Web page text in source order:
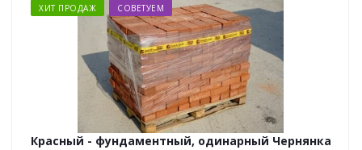
ХИТ ПРОДАЖ СОВЕТУЕМ
Красный - фундаментный, одинарный Чернянка